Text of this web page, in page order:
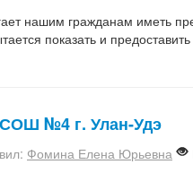
нашим гражданам иметь
показать и
СОШ №4 г. Улан-Удэ
Фомина Елена Юрьевна